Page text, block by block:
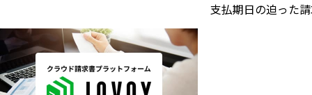
支払期日の迫った